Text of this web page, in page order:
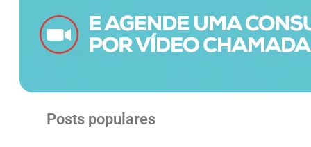
Posts populares